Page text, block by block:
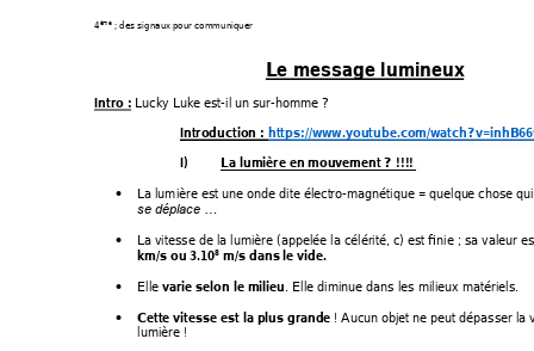
4ème ; des signaux pour communiquer
Le message lumineux
Intro : Lucky Luke est-il un sur-homme ?
Introduction : https://www.youtube.com/watch?v=inhB
I)
La lumière en mouvement ? !!!!
 La lumière est une onde dite électro-magnétique = quelque chose
se déplace …
 La vitesse de la lumière (appelée la célérité, c) est finie ; sa valeur
km/s ou 3.108 m/s dans le vide.
 Elle varie selon le milieu. Elle diminue dans les milieux matériels.
 Cette vitesse est la plus grande ! Aucun objet ne peut dépasser la
lumière !